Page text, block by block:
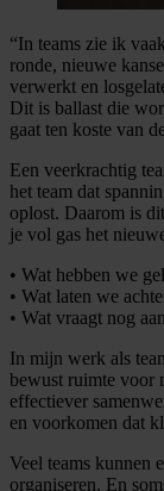
“In teams zie ik
ronde, nieuwe
verwerkt en
Dit is ballast die
gaat ten koste van
Een veerkrachtig
het team dat
oplost. Daarom is
je vol gas het
• Wat hebben we
• Wat laten we
• Wat vraagt nog
In mijn werk als
bewust ruimte voor
effectiever
en voorkomen dat
Veel teams kunnen
organiseren. En